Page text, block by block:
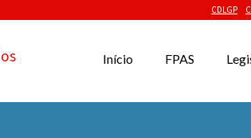
CDLGP
Início FPAS